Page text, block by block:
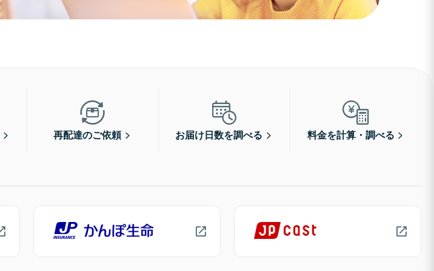
再配達のご依頼 お届け日数を調べる 料金を計算・調べる